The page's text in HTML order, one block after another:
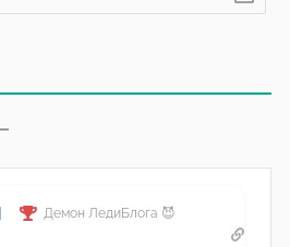
Демон ЛедиБлога 😈